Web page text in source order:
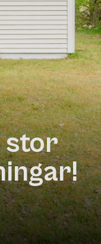
stor